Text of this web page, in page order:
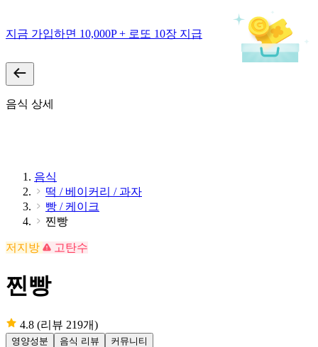
지금 가입하면 10,000P + 로또 10장 지급
음식 상세
음식
떡 / 베이커리 / 과자
빵 / 케이크
찐빵
저지방 고탄수
찐빵
4.8 (리뷰 219개)
영양성분 음식 리뷰 커뮤니티